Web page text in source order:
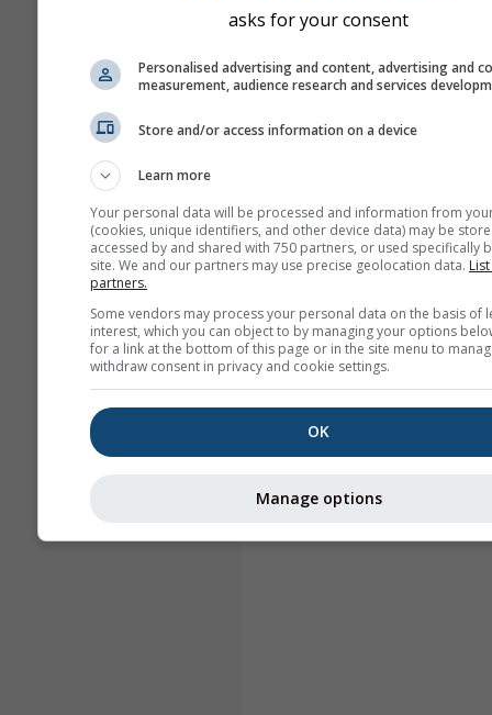
asks for your consent
Personalised advertising and content, advertising and
measurement, audience research and services
Store and/or access information on a device
Learn more
Your personal data will be processed and information from
(cookies, unique identifiers, and other device data) may be
accessed by and shared with 750 partners, or used specifically
site. We and our partners may use precise geolocation data.
partners.
Some vendors may process your personal data on the basis of
interest, which you can object to by managing your options
for a link at the bottom of this page or in the site menu to
withdraw consent in privacy and cookie settings.
OK
Manage options